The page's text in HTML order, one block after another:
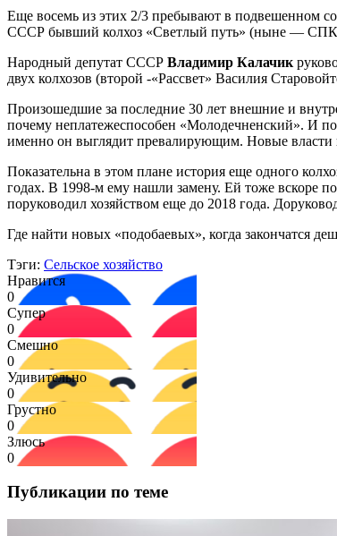
Еще восемь из этих 2/3 пребывают в подвешенном
СССР бывший колхоз «Светлый путь» (ныне — СПК
Народный депутат СССР Владимир Калачик
двух колхозов (второй -«Рассвет» Василия
Произошедшие за последние 30 лет внешние и
почему неплатежеспособен «Молодечненский». И
именно он выглядит превалирующим. Новые власти
Показательна в этом плане история еще одного
годах. В 1998-м ему нашли замену. Ей тоже вскоре
поруководил хозяйством еще до 2018 года.
Где найти новых «подобаевых», когда закончатся
Тэги: Сельское хозяйство
Нравится
0
Супер
0
Смешно
0
Удивительно
0
Грустно
0
Злюсь
0
Публикации по теме